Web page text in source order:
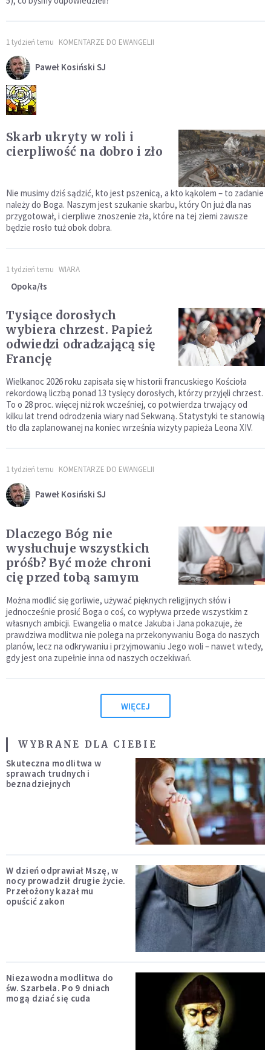
1 tydzień temu KOMENTARZE DO EWANGELII
Paweł Kosiński SJ
Skarb ukryty w roli i
cierpliwość na dobro i zło
Nie musimy dziś sądzić, kto jest pszenicą, a kto kąkolem – to zadanie
należy do Boga. Naszym jest szukanie skarbu, który On już dla nas
przygotował, i cierpliwe znoszenie zła, które na tej ziemi zawsze
będzie rosło tuż obok dobra.
1 tydzień temu WIARA
Opoka/łs
Tysiące dorosłych
wybiera chrzest. Papież
odwiedzi odradzającą się
Francję
Wielkanoc 2026 roku zapisała się w historii francuskiego Kościoła
rekordową liczbą ponad 13 tysięcy dorosłych, którzy przyjęli chrzest.
To o 28 proc. więcej niż rok wcześniej, co potwierdza trwający od
kilku lat trend odrodzenia wiary nad Sekwaną. Statystyki te stanowią
tło dla zaplanowanej na koniec września wizyty papieża Leona XIV.
1 tydzień temu KOMENTARZE DO EWANGELII
Paweł Kosiński SJ
Dlaczego Bóg nie
wysłuchuje wszystkich
próśb? Być może chroni
cię przed tobą samym
Można modlić się gorliwie, używać pięknych religijnych słów i
jednocześnie prosić Boga o coś, co wypływa przede wszystkim z
własnych ambicji. Ewangelia o matce Jakuba i Jana pokazuje, że
prawdziwa modlitwa nie polega na przekonywaniu Boga do naszych
planów, lecz na odkrywaniu i przyjmowaniu Jego woli – nawet wtedy,
gdy jest ona zupełnie inna od naszych oczekiwań.
WIĘCEJ
WYBRANE DLA CIEBIE
Skuteczna modlitwa w
sprawach trudnych i
beznadziejnych
W dzień odprawiał Mszę, w
nocy prowadził drugie życie.
Przełożony kazał mu
opuścić zakon
Niezawodna modlitwa do
św. Szarbela. Po 9 dniach
mogą dziać się cuda